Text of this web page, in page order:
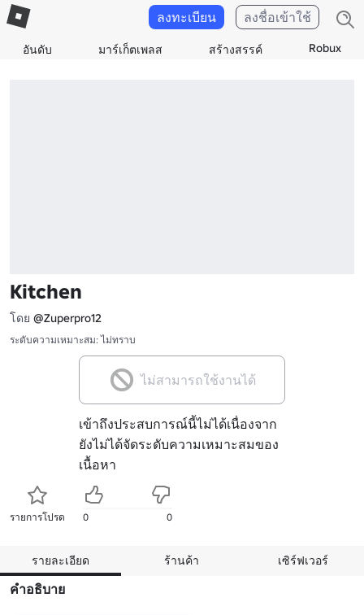
อันดับ มาร์เก็ตเพลส สร้างสรรค์ Robux
ลงทะเบียน ลงชื่อเข้าใช้
Kitchen
โดย @Zuperpro12
ระดับความเหมาะสม: ไม่ทราบ
ไม่สามารถใช้งานได้
เข้าถึงประสบการณ์นี้ไม่ได้เนื่องจาก
ยังไม่ได้จัดระดับความเหมาะสมของ
เนื้อหา
รายการโปรด 0 0
รายละเอียด ร้านค้า เซิร์ฟเวอร์
คำอธิบาย